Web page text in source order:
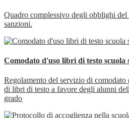
Quadro complessivo degli obblighi del
sanzioni.
Comodato d'uso libri di testo scuola
Regolamento del servizio di comodato
di libri di testo a favore degli alunni
grado